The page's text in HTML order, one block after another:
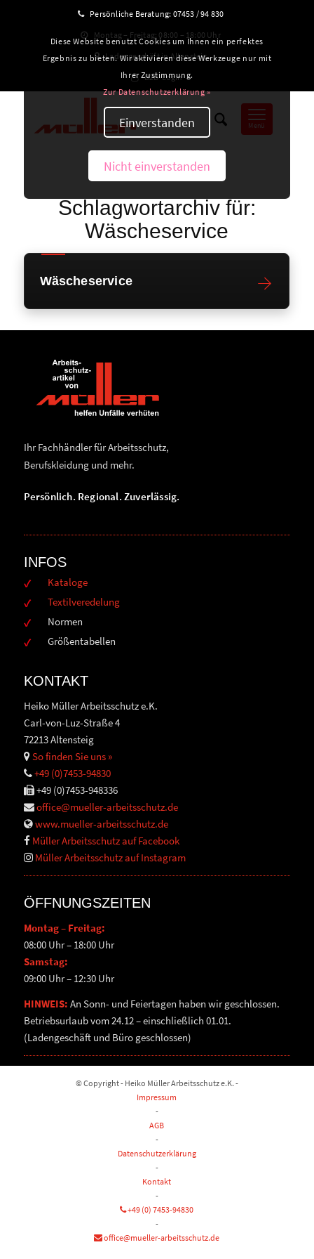
Persönliche Beratung: 07453 / 94 830
Montag – Freitag: 08:00 – 18:00 Uhr
Ladengeschäft in Altensteig
B2B-Login
Menü
Schlagwortarchiv für:
Wäscheservice
Wäscheservice
Ihr Fachhändler für Arbeitsschutz,
Berufskleidung und mehr.
Persönlich. Regional. Zuverlässig.
INFOS
Kataloge
Textilveredelung
Normen
Größentabellen
KONTAKT
Heiko Müller Arbeitsschutz e.K.
Carl-von-Luz-Straße 4
72213 Altensteig
So finden Sie uns »
+49 (0)7453-94830
+49 (0)7453-948336
office@mueller-arbeitsschutz.de
www.mueller-arbeitsschutz.de
Müller Arbeitsschutz auf Facebook
Müller Arbeitsschutz auf Instagram
ÖFFNUNGSZEITEN
Montag – Freitag:
08:00 Uhr – 18:00 Uhr
Samstag:
09:00 Uhr – 12:30 Uhr
HINWEIS: An Sonn- und Feiertagen haben wir geschlossen.
Betriebsurlaub vom 24.12 – einschließlich 01.01.
(Ladengeschäft und Büro geschlossen)
© Copyright - Heiko Müller Arbeitsschutz e.K. -
Impressum
-
AGB
-
Datenschutzerklärung
-
Kontakt
-
+49 (0) 7453-94830
-
office@mueller-arbeitsschutz.de
Diese Website benutzt Cookies um Ihnen ein perfektes
Ergebnis zu bieten. Wir aktivieren diese Werkzeuge nur mit
Ihrer Zustimmung.
Zur Datenschutzerklärung »
Einverstanden
Nicht einverstanden